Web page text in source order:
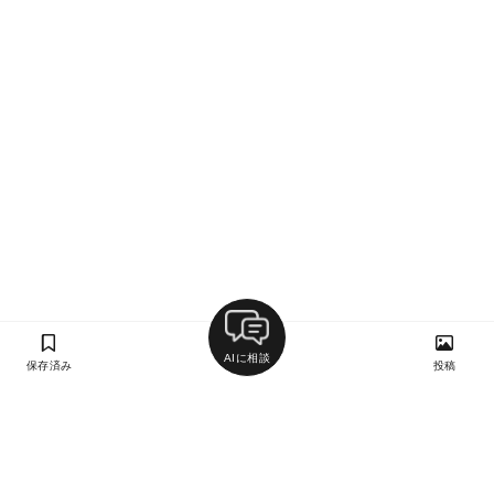
保存済み
AIに相談
投稿